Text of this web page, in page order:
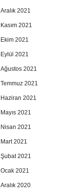
Aralık 2021
Kasım 2021
Ekim 2021
Eylül 2021
Ağustos 2021
Temmuz 2021
Haziran 2021
Mayıs 2021
Nisan 2021
Mart 2021
Şubat 2021
Ocak 2021
Aralık 2020